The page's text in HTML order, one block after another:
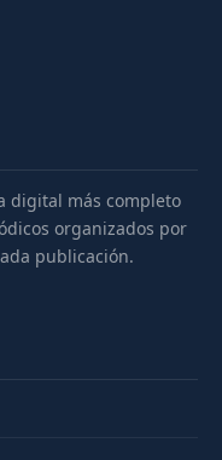
digital más completo
organizados por
publicación.